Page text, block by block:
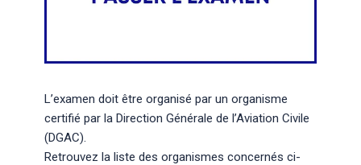
L’examen doit être organisé par un organisme
certifié par la Direction Générale de l’Aviation Civile
(DGAC).
Retrouvez la liste des organismes concernés ci-